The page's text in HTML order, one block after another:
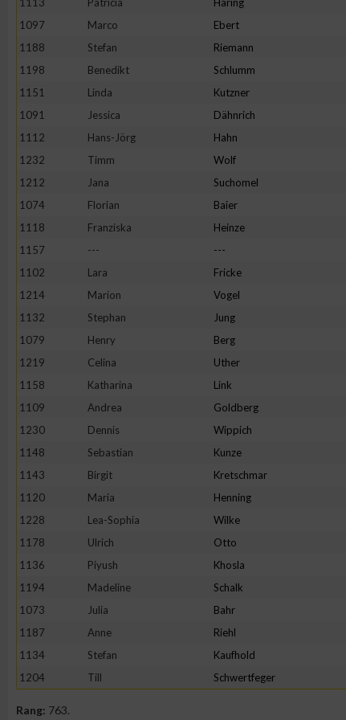
1097
Marco Ebert
1188
Stefan Riemann
1198
Benedikt Schlumm
1151
Linda Kutzner
1091
Jessica Dähnrich
1112
Hans-Jörg Hahn
1232
Timm Wolf
1212
Jana Suchomel
1074
Florian Baier
1118
Franziska Heinze
1157
--- ---
1102
Lara Fricke
1214
Marion Vogel
1132
Stephan Jung
1079
Henry Berg
1219
Celina Uther
1158
Katharina Link
1109
Andrea Goldberg
1230
Dennis Wippich
1148
Sebastian Kunze
1143
Birgit Kretschmar
1120
Maria Henning
1228
Lea-Sophia Wilke
1178
Ulrich Otto
1136
Piyush Khosla
1194
Madeline Schalk
1073
Julia Bahr
1187
Anne Riehl
1134
Stefan Kaufhold
1204
Till Schwertfeger
Rang: 763.
Erstellung von Profilen zur Personalisierung von Inhalten
Messung der Werbeleistung
Messung der Performance von Inhalten
Analyse von Zielgruppen durch Statistiken oder
Entwicklung und Verbesserung der Angebote
IAB-Besonderheiten:
Geräte anhand von aktiv angeforderten Informationen
Nicht-IAB-Verarbeitungszwecke:
Notwendig
Performance
Funktional